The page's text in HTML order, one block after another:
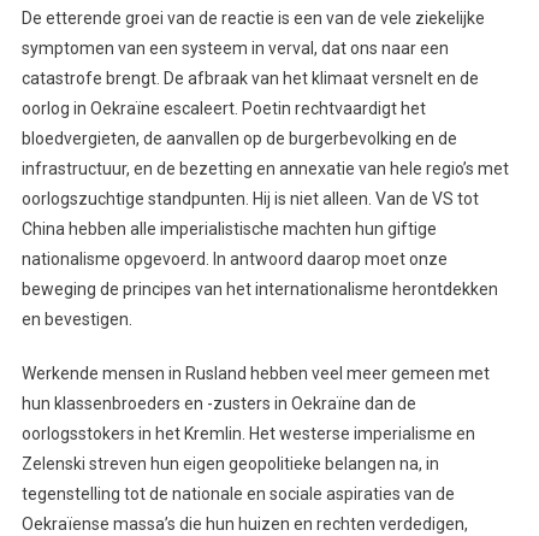
De etterende groei van de reactie is een van de vele ziekelijke
symptomen van een systeem in verval, dat ons naar een
catastrofe brengt. De afbraak van het klimaat versnelt en de
oorlog in Oekraïne escaleert. Poetin rechtvaardigt het
bloedvergieten, de aanvallen op de burgerbevolking en de
infrastructuur, en de bezetting en annexatie van hele regio’s met
oorlogszuchtige standpunten. Hij is niet alleen. Van de VS tot
China hebben alle imperialistische machten hun giftige
nationalisme opgevoerd. In antwoord daarop moet onze
beweging de principes van het internationalisme herontdekken
en bevestigen.
Werkende mensen in Rusland hebben veel meer gemeen met
hun klassenbroeders en -zusters in Oekraïne dan de
oorlogsstokers in het Kremlin. Het westerse imperialisme en
Zelenski streven hun eigen geopolitieke belangen na, in
tegenstelling tot de nationale en sociale aspiraties van de
Oekraïense massa’s die hun huizen en rechten verdedigen,